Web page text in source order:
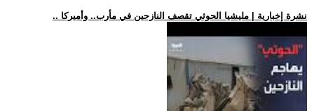
.. نشرة إخبارية | مليشيا الحوثي تقصف النازحين في مأرب.. وأميركا